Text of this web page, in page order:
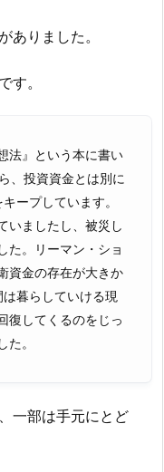
ありました。
す。
法』という本に書い
、投資資金とは別に
ープしています。
いましたし、被災し
た。リーマン・ショ
資金の存在が大きか
暮らしていける現
復してくるのをじっ
。
一部は手元にとど